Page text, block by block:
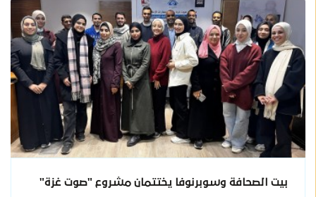
بيت الصحافة وسوبرنوفا يختتمان مشروع "صوت غزة"